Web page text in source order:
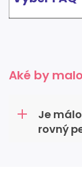
Aké by
Je
rovný